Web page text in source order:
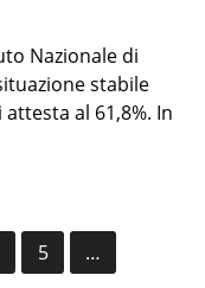
Nazionale di
stabile
al 61,8%. In
5
…